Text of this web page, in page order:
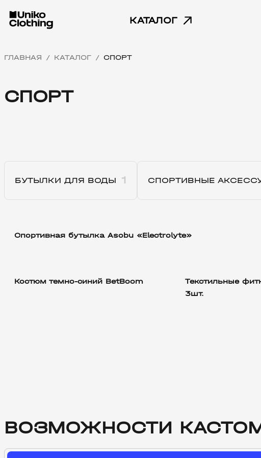
КАТАЛОГ
ГЛАВНАЯ / КАТАЛОГ / СПОРТ
СПОРТ
БУТЫЛКИ ДЛЯ ВОДЫ 1 СПОРТИВНЫЕ
Спортивная бутылка Asobu «Electrolyte»
Костюм темно-синий BetBoom
Текстильные
3шт.
ВОЗМОЖНОСТИ